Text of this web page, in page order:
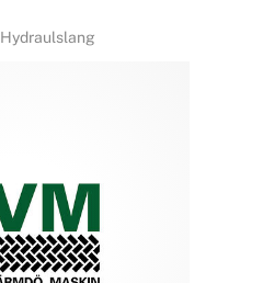
Hydraulslang